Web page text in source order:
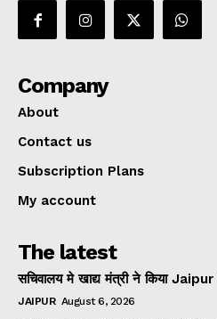
Company
About
Contact us
Subscription Plans
My account
The latest
सचिवालय मे खाद्य मंत्री ने किया
JAIPUR August 6, 2026